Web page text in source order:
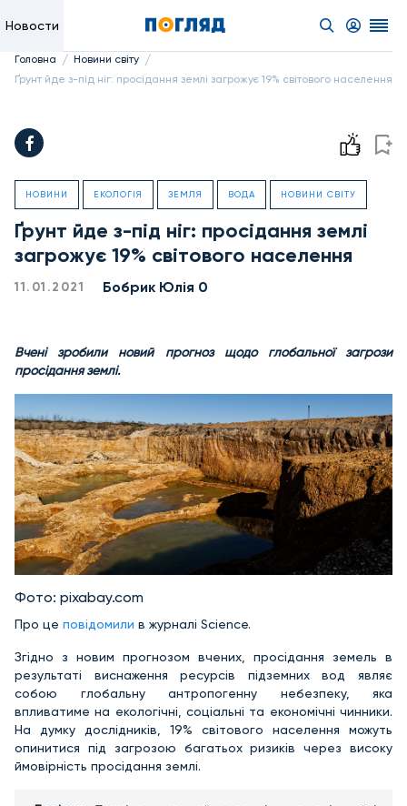
Новости
Головна / Новини світу /
Ґрунт йде з-під ніг: просідання землі загрожує 19% світового населення
НОВИНИ ЕКОЛОГІЯ ЗЕМЛЯ ВОДА НОВИНИ СВІТУ
Ґрунт йде з-під ніг: просідання землі
загрожує 19% світового населення
11.01.2021 Бобрик Юлія 0
Вчені зробили новий прогноз щодо глобальної загрози
просідання землі.
Фото: pixabay.com
Про це повідомили в журналі Science.
Згідно з новим прогнозом вчених, просідання земель в
результаті виснаження ресурсів підземних вод являє
собою глобальну антропогенну небезпеку, яка
впливатиме на екологічні, соціальні та економічні чинники.
На думку дослідників, 19% світового населення можуть
опинитися під загрозою багатьох ризиків через високу
ймовірність просідання землі.